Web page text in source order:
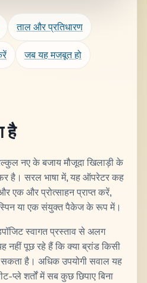
ताल और प्रतिधारण
जब यह मजबूत हो
है
नए के बजाय मौजूदा खिलाड़ी के
है। सरल भाषा में, यह ऑपरेटर कह
एक और प्रोत्साहन प्राप्त करें,
या एक संयुक्त पैकेज के रूप में।
स्वागत प्रस्ताव से अलग
पूछ रहे हैं कि क्या ब्रांड किसी
है। अधिक उपयोगी सवाल यह
प्ले शर्तों में सब कुछ छिपाए बिना